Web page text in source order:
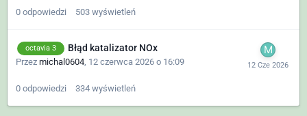
0 odpowiedzi 503 wyświetleń
octavia 3 Błąd katalizator NOx
Przez michal0604, 12 czerwca 2026 o 16:09
0 odpowiedzi 334 wyświetleń